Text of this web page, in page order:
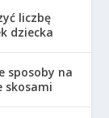
liczbę
dziecka
sposoby na
skosami